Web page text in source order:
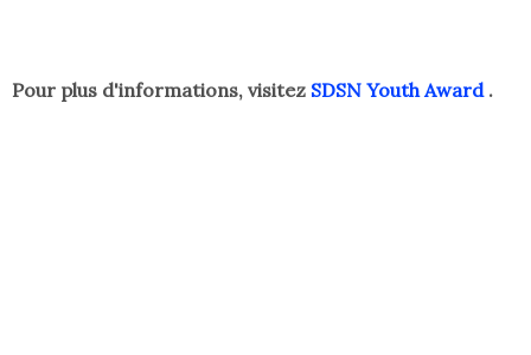
Pour plus d'informations, visitez SDSN Youth Award.